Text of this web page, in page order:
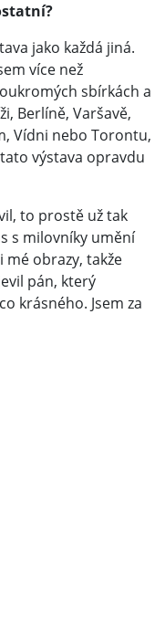
jako každá jiná.
více než
sbírkách a
Berlíně, Varšavě,
Vídni nebo Torontu,
výstava opravdu
to prostě už tak
s milovníky umění
obrazy, takže
pán, který
krásného. Jsem za